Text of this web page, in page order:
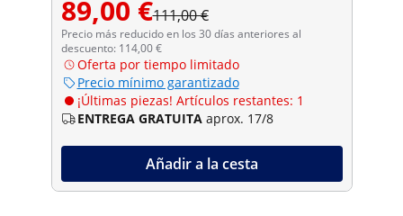
89,00 €111,00 €
Precio más reducido en los 30 días anteriores al
descuento: 114,00 €
Oferta por tiempo limitado
Precio mínimo garantizado
¡Últimas piezas! Artículos restantes: 1
ENTREGA GRATUITA aprox. 17/8
Añadir a la cesta